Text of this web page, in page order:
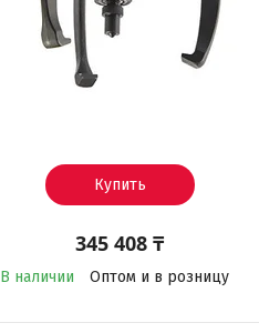
Купить
345 408 ₸
В наличии Оптом и в розницу